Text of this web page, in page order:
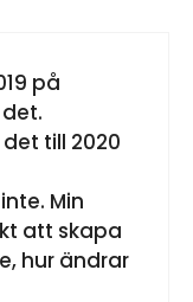
på
till 2020
Min
att skapa
hur ändrar